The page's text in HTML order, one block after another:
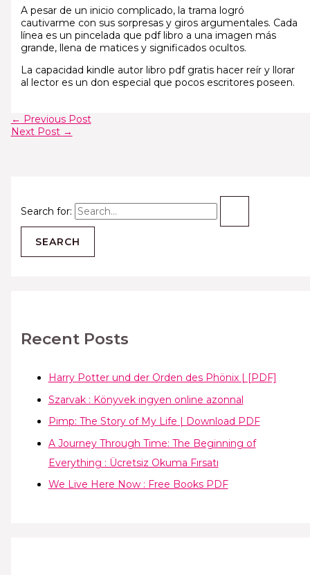
Search for:
Recent Posts
Harry Potter und der Orden des Phönix | [PDF]
Szarvak : Könyvek ingyen online azonnal
Pimp: The Story of My Life | Download PDF
A Journey Through Time: The Beginning of
Everything : Ücretsiz Okuma Fırsatı
We Live Here Now : Free Books PDF
A pesar de un inicio complicado, la trama logró
cautivarme con sus sorpresas y giros argumentales. Cada
línea es un pincelada que pdf libro a una imagen más
grande, llena de matices y significados ocultos.
La capacidad kindle autor libro pdf gratis hacer reír y llorar
al lector es un don especial que pocos escritores poseen.
← Previous Post
Next Post →